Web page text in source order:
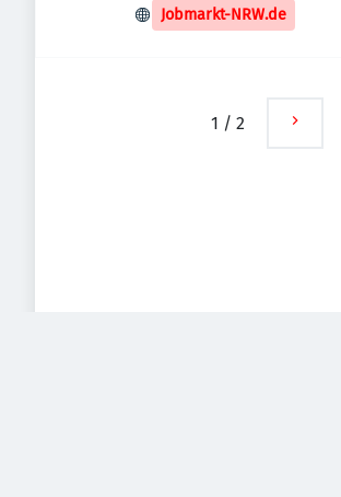
Deutschland
Jobmarkt-NRW.de
1 / 2